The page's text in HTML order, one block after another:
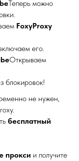
Теперь можно
FoxyProxy
его.
Открываем
блокировок!
не нужен,
бесплатный
прокси и получите